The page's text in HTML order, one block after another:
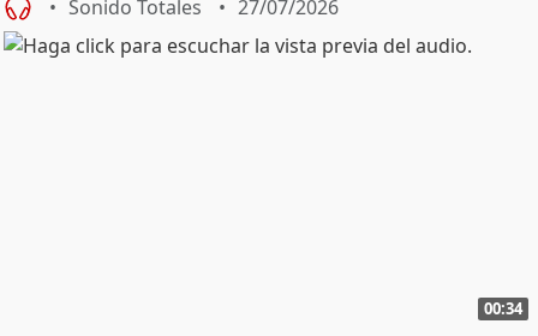
Sonido Totales 27/07/2026
00:34